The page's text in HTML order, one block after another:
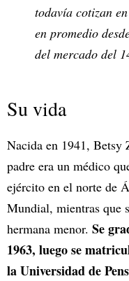
todavía cotizan
en promedio
del mercado del
Su vida
Nacida en 1941, Betsy
padre era un médico
ejército en el norte de
Mundial, mientras que
hermana menor. Se
1963, luego se
la Universidad de